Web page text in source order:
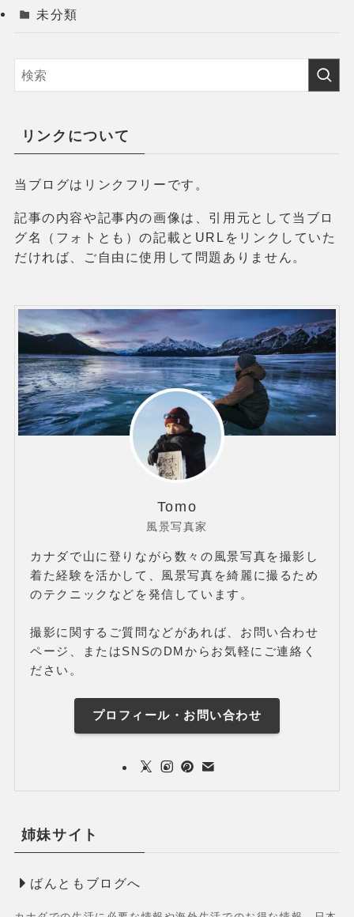
未分類
リンクについて
当ブログはリンクフリーです。
記事の内容や記事内の画像は、引用元として当ブロ
グ名（フォトとも）の記載とURLをリンクしていた
だければ、ご自由に使用して問題ありません。
Tomo
風景写真家
カナダで山に登りながら数々の風景写真を撮影し
着た経験を活かして、風景写真を綺麗に撮るため
のテクニックなどを発信しています。
撮影に関するご質問などがあれば、お問い合わせ
ページ、またはSNSのDMからお気軽にご連絡く
ださい。
プロフィール・お問い合わせ
姉妹サイト
ばんともブログへ